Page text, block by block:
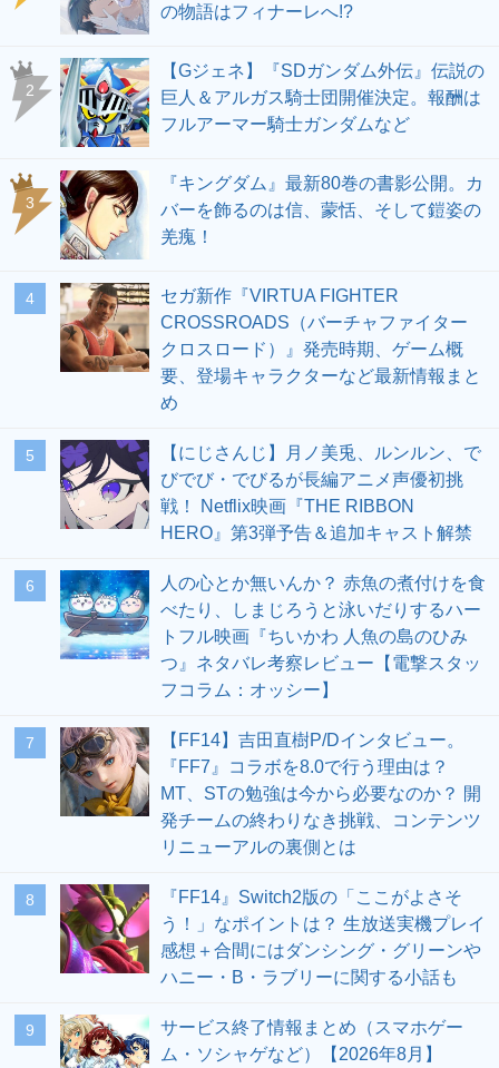
の物語はフィナーレへ!?
2
【Gジェネ】『SDガンダム外伝』伝説の
巨人＆アルガス騎士団開催決定。報酬は
フルアーマー騎士ガンダムなど
3
『キングダム』最新80巻の書影公開。カ
バーを飾るのは信、蒙恬、そして鎧姿の
羌瘣！
4
セガ新作『VIRTUA FIGHTER
CROSSROADS（バーチャファイター
クロスロード）』発売時期、ゲーム概
要、登場キャラクターなど最新情報まと
め
5
【にじさんじ】月ノ美兎、ルンルン、で
びでび・でびるが長編アニメ声優初挑
戦！ Netflix映画『THE RIBBON
HERO』第3弾予告＆追加キャスト解禁
6
人の心とか無いんか？ 赤魚の煮付けを食
べたり、しまじろうと泳いだりするハー
トフル映画『ちいかわ 人魚の島のひみ
つ』ネタバレ考察レビュー【電撃スタッ
フコラム：オッシー】
7
【FF14】吉田直樹P/Dインタビュー。
『FF7』コラボを8.0で行う理由は？
MT、STの勉強は今から必要なのか？ 開
発チームの終わりなき挑戦、コンテンツ
リニューアルの裏側とは
8
『FF14』Switch2版の「ここがよさそ
う！」なポイントは？ 生放送実機プレイ
感想＋合間にはダンシング・グリーンや
ハニー・B・ラブリーに関する小話も
9
サービス終了情報まとめ（スマホゲー
ム・ソシャゲなど）【2026年8月】